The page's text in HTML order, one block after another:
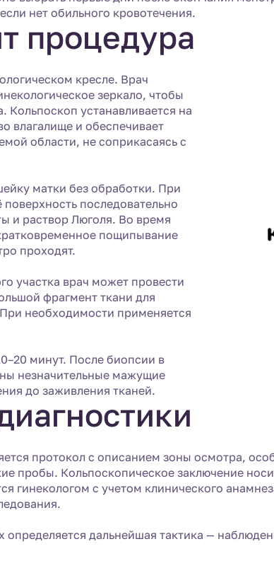
нет обильного кровотечения.
процедура
кресле. Врач
зеркало, чтобы
Кольпоскоп устанавливается на
влагалище и обеспечивает
области, не соприкасаясь с
матки без обработки. При
последовательно
и раствор Люголя. Во время
пощипывание
проходят.
участка врач может провести
фрагмент ткани для
необходимости применяется
минут. После биопсии в
незначительные мажущие
до заживления тканей.
протокол с описанием зоны осмотра,
пробы. Кольпоскопическое заключение
гинекологом с учетом клинического
дальнейшая тактика —